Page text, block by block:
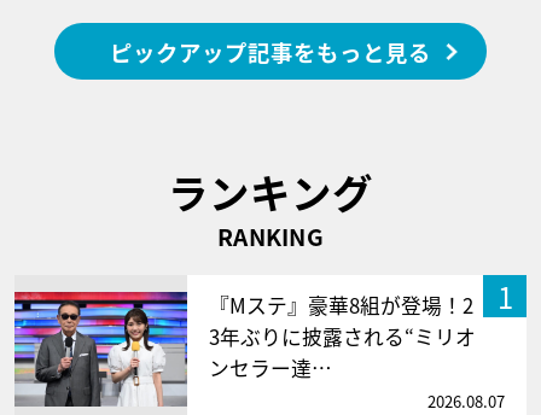
ピックアップ記事をもっと見る
ランキング
RANKING
1
『Mステ』豪華8組が登場！2
3年ぶりに披露される“ミリオ
ンセラー達…
2026.08.07